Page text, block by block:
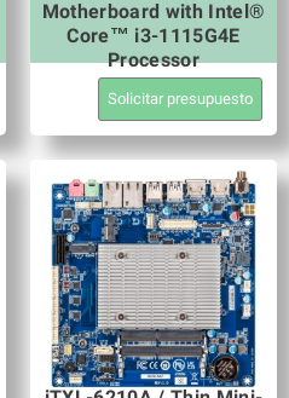
Motherboard with Intel®
Core™ i3-1115G4E
Processor
Solicitar presupuesto